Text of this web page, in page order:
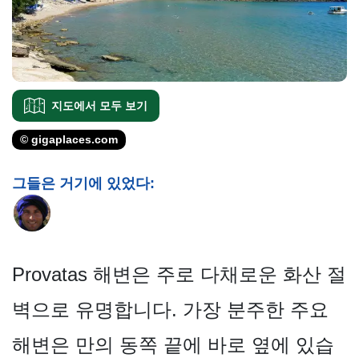
지도에서 모두 보기
© gigaplaces.com
그들은 거기에 있었다:
Provatas 해변은 주로 다채로운 화산 절
벽으로 유명합니다. 가장 분주한 주요
해변은 만의 동쪽 끝에 바로 옆에 있습